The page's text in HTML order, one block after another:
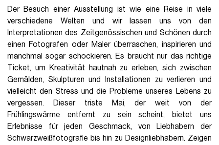
Der Besuch einer Ausstellung ist wie eine Reise in viele
verschiedene Welten und wir lassen uns von den
Interpretationen des Zeitgenössischen und Schönen durch
einen Fotografen oder Maler überraschen, inspirieren und
manchmal sogar schockieren. Es braucht nur das richtige
Ticket, um Kreativität hautnah zu erleben, sich zwischen
Gemälden, Skulpturen und Installationen zu verlieren und
vielleicht den Stress und die Probleme unseres Lebens zu
vergessen. Dieser triste Mai, der weit von der
Frühlingswärme entfernt zu sein scheint, bietet uns
Erlebnisse für jeden Geschmack, von Liebhabern der
Schwarzweißfotografie bis hin zu Designliebhabern. Zeigen